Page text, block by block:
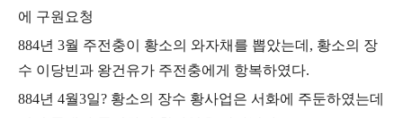
에 구원요청
884년 3월 주전충이 황소의 와자채를 뽑았는데 , 황소의 장
수 이당빈과 왕건유가 주전충에게 항복하였다.
884년 4월3일? 황소의 장수 황사업은 서화에 주둔하였는데